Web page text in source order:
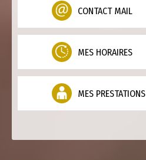
CONTACT MAIL
MES HORAIRES
MES PRESTATIONS